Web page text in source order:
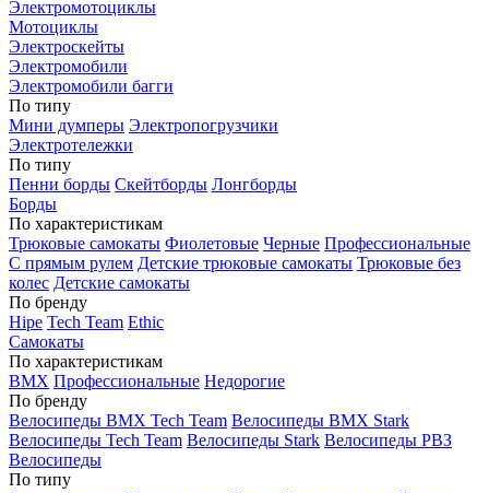
Электромотоциклы
Мотоциклы
Электроскейты
Электромобили
Электромобили багги
По типу
Мини думперы Электропогрузчики
Электротележки
По типу
Пенни борды Скейтборды Лонгборды
Борды
По характеристикам
Трюковые самокаты Фиолетовые Черные Профессиональные
С прямым рулем Детские трюковые самокаты Трюковые без
колес Детские самокаты
По бренду
Hipe Tech Team Ethic
Самокаты
По характеристикам
BMX Профессиональные Недорогие
По бренду
Велосипеды BMX Tech Team Велосипеды BMX Stark
Велосипеды Tech Team Велосипеды Stark Велосипеды РВЗ
Велосипеды
По типу